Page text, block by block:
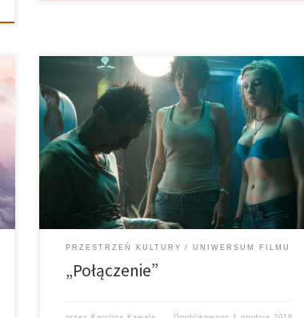
Uniwersum Filmu – 13.11.2018 Prowadzi: Karolina
Kawala Realizuje: Ania Bielec Grafika: Kuba Siedlecki
„Połączenie” to amerykański thriller z 2013 roku Halle
Berry i Abigail Breslin w roli głównej. Jordan Tuner
(Halle Berry) jest operatorką linii alarmowej 911.
Kobieta jest przyzwyczajona […]
PRZESTRZEŃ KULTURY UNIWERSUM FILMU
„Połączenie”